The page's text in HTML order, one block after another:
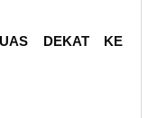
DEKAT KE